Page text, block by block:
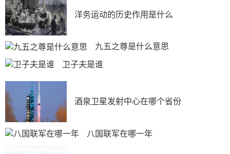
洋务运动的历史作用是什么
九五之尊是什么意思
卫子夫是谁
酒泉卫星发射中心在哪个省份
八国联军在哪一年